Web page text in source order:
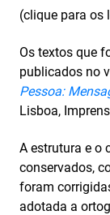
(clique para os
Os textos que
publicados no
Pessoa:
Lisboa,
A estrutura e o
conservados,
foram
adotada a